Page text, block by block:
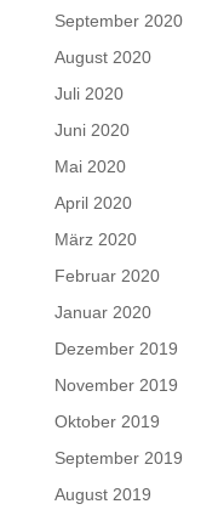
September 2020
August 2020
Juli 2020
Juni 2020
Mai 2020
April 2020
März 2020
Februar 2020
Januar 2020
Dezember 2019
November 2019
Oktober 2019
September 2019
August 2019